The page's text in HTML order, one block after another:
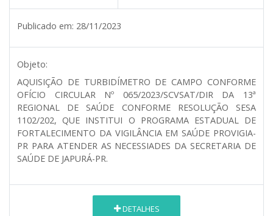
Publicado em: 28/11/2023
Objeto:
AQUISIÇÃO DE TURBIDÍMETRO DE CAMPO CONFORME
OFÍCIO CIRCULAR Nº 065/2023/SCVSAT/DIR DA 13ª
REGIONAL DE SAÚDE CONFORME RESOLUÇÃO SESA
1102/202, QUE INSTITUI O PROGRAMA ESTADUAL DE
FORTALECIMENTO DA VIGILÂNCIA EM SAÚDE PROVIGIA-
PR PARA ATENDER AS NECESSIADES DA SECRETARIA DE
SAÚDE DE JAPURÁ-PR.
DETALHES